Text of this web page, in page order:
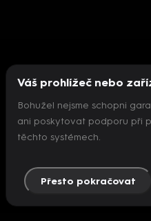
Nepodařilo se
Váš prohlížeč nebo
Bohužel nejsme schopni
ani poskytovat podporu při
těchto systémech.
Přesto pokračovat